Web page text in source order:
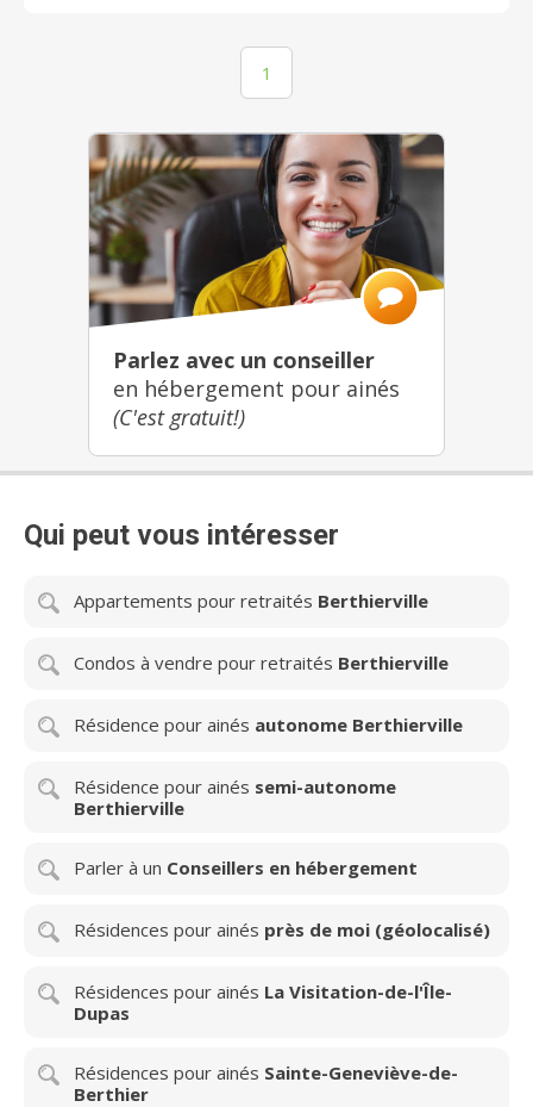
1
Parlez avec un conseiller
en hébergement pour ainés
(C'est gratuit!)
Qui peut vous intéresser
Appartements pour retraités Berthierville
Condos à vendre pour retraités Berthierville
Résidence pour ainés autonome Berthierville
Résidence pour ainés semi-autonome
Berthierville
Parler à un Conseillers en hébergement
Résidences pour ainés près de moi (géolocalisé)
Résidences pour ainés La Visitation-de-l'Île-
Dupas
Résidences pour ainés Sainte-Geneviève-de-
Berthier